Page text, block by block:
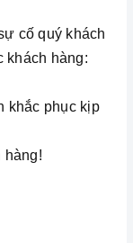
cố quý khách
khách hàng:
khắc phục kịp
hàng!